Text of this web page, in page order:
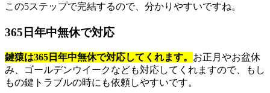
この5ステップで完結するので、分かりやすいですね。
365日年中無休で対応
鍵猿は365日年中無休で対応してくれます。 お正月やお盆休
み、ゴールデンウイークなども対応してくれますので、もし
もの鍵トラブルの時にも依頼しやすいです。